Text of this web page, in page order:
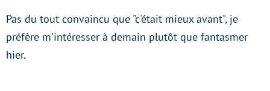
Pas du tout convaincu que "c'était mieux avant", je
préfère m'intéresser à demain plutôt que fantasmer
hier.